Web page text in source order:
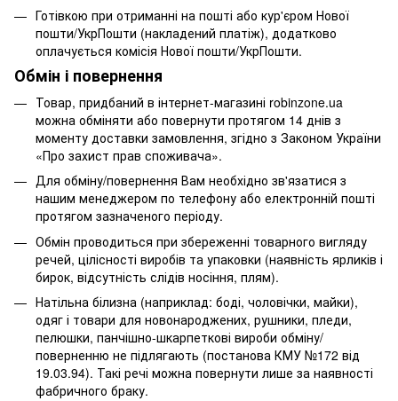
Готівкою при отриманні на пошті або кур'єром Нової
пошти/УкрПошти (накладений платіж), додатково
оплачується комісія Нової пошти/УкрПошти.
Обмін і повернення
Товар, придбаний в інтернет-магазині robinzone.ua
можна обміняти або повернути протягом 14 днів з
моменту доставки замовлення, згідно з Законом України
«Про захист прав споживача».
Для обміну/повернення Вам необхідно зв'язатися з
нашим менеджером по телефону або електронній пошті
протягом зазначеного періоду.
Обмін проводиться при збереженні товарного вигляду
речей, цілісності виробів та упаковки (наявність ярликів і
бирок, відсутність слідів носіння, плям).
Натільна білизна (наприклад: боді, чоловічки, майки),
одяг і товари для новонароджених, рушники, пледи,
пелюшки, панчішно-шкарпеткові вироби обміну/
поверненню не підлягають (постанова КМУ №172 від
19.03.94). Такі речі можна повернути лише за наявності
фабричного браку.